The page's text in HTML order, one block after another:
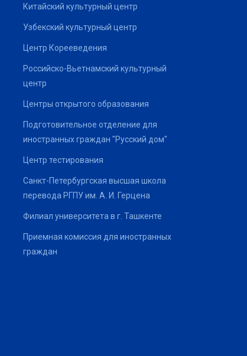
Китайский культурный центр
Узбекский культурный центр
Центр Корееведения
Российско-Вьетнамский культурный
центр
Центры открытого образования
Подготовительное отделение для
иностранных граждан "Русский дом"
Центр тестирования
Санкт-Петербургская высшая школа
перевода РГПУ им. А. И. Герцена
Филиал университета в г. Ташкенте
Приемная комиссия для иностранных
граждан